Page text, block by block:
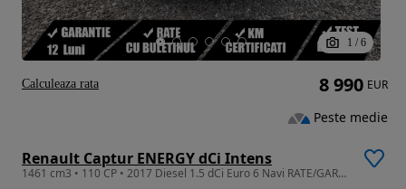
1 / 6
Renault Captur ENERGY dCi Intens
1461 cm3 • 110 CP • 2017 Diesel 1.5 dCi Euro 6 Navi RATE/GARANTIE
8 990 EUR
Peste medie
Calculeaza rata